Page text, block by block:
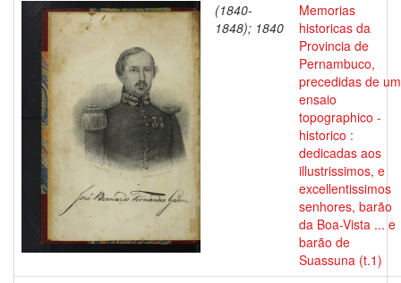
(1840-
1848); 1840
Memorias
historicas da
Provincia de
Pernambuco,
precedidas de um
ensaio
topographico -
historico :
dedicadas aos
illustrissimos, e
excellentissimos
senhores, barão
da Boa-Vista ... e
barão de
Suassuna (t.1)